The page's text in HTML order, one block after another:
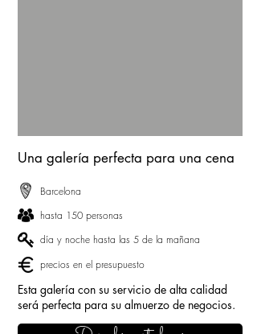
Una galería perfecta para una cena
Barcelona
hasta 150 personas
día y noche hasta las 5 de la mañana
precios en el presupuesto
Esta galería con su servicio de alta calidad
será perfecta para su almuerzo de negocios.